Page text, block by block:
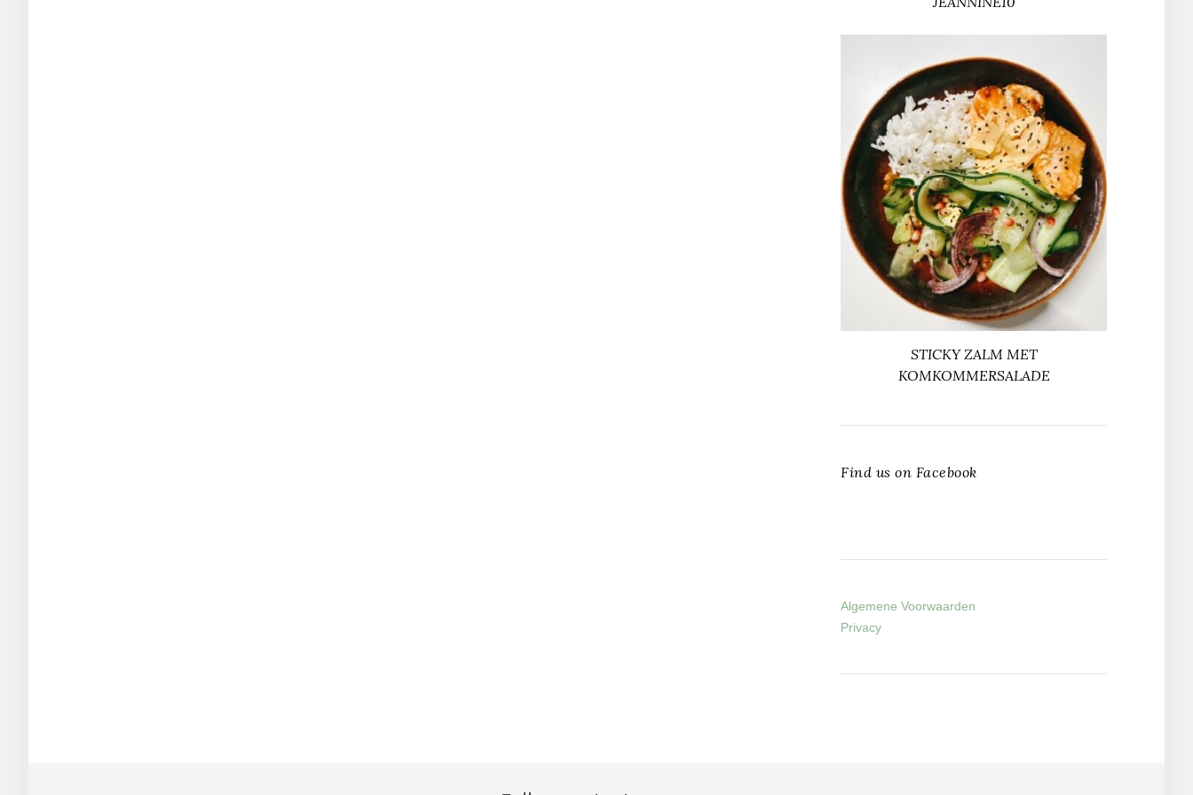
STICKY ZALM MET
KOMKOMMERSALADE
Find us on Facebook
Algemene Voorwaarden
Privacy